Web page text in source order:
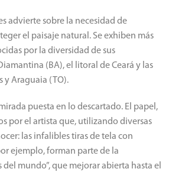
advierte sobre la necesidad de
el paisaje natural. Se exhiben más
por la diversidad de sus
(BA), el litoral de Ceará y las
y Araguaia (TO).
puesta en lo descartado. El papel,
por el artista que, utilizando diversas
las infalibles tiras de tela con
ejemplo, forman parte de la
mundo”, que mejorar abierta hasta el